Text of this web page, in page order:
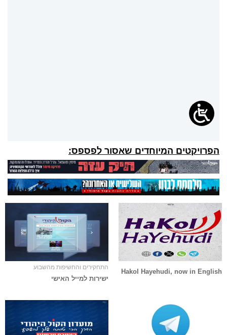
הפרויקטים המיוחדים שאסור לפספס:
Hakol Hayehudi, now in English
התחקירים והחשיפות מהשבוע
ישירות למייל האישי